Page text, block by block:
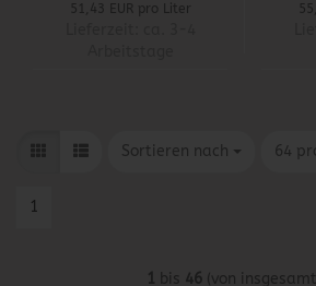
51,43 EUR pro Liter
Sortieren nach
Sortieren nach 64
pro
1
1 bis 46 (von insgesamt